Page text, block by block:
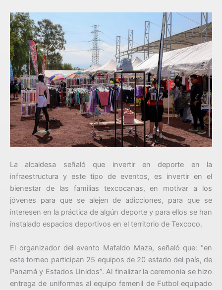
La alcaldesa señaló que invertir en deporte en la
infraestructura y este tipo de eventos, es invertir en el
bienestar de las familias texcocanas, en motivar a los
jóvenes para que se alejen de adicciones, para que se
interesen en la práctica de algún deporte y para ellos se han
instalado espacios deportivos en el territorio de Texcoco.
El organizador del evento Mafaldo Maza, señaló que: “en
este torneo participan 25 equipos de 20 estado del país, de
Panamá y Estados Unidos”. Al finalizar la ceremonia se hizo
entrega de uniformes al equipo femenil de Futbol equipado